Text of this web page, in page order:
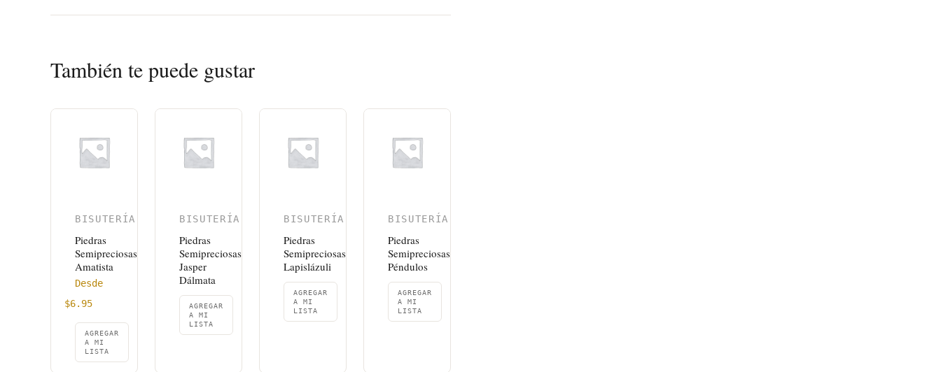
También te puede gustar
BISUTERÍA
Piedras
Semipreciosas
Amatista
Desde
$6.95
AGREGAR
A MI
LISTA
BISUTERÍA
Piedras
Semipreciosas
Jasper
Dálmata
AGREGAR
A MI
LISTA
BISUTERÍA
Piedras
Semipreciosas
Lapislázuli
AGREGAR
A MI
LISTA
BISUTERÍA
Piedras
Semipreciosas
Péndulos
AGREGAR
A MI
LISTA